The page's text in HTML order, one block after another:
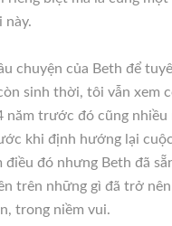
này.
chuyện của Beth để
sinh thời, tôi vẫn xem
trước đó cũng
khi định hướng lại
đó nhưng Beth đã
trên những gì đã trở
trong niềm vui.